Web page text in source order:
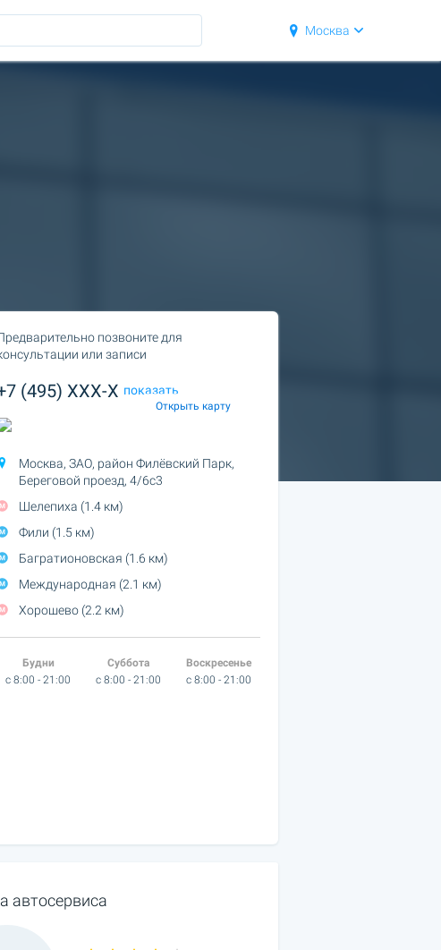
Москва
позвоните для
или записи
(495) XXX-X показать
Открыть карту
Москва, ЗАО, район Филёвский Парк,
Береговой проезд, 4/6с3
Шелепиха (1.4 км)
Фили (1.5 км)
Багратионовская (1.6 км)
Международная (2.1 км)
Хорошево (2.2 км)
Будни
c 8:00 - 21:00
Суббота
c 8:00 - 21:00
Воскресенье
c 8:00 - 21:00
автосервиса